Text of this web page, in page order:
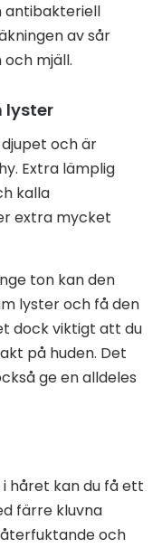
antibakteriell
av sår
mjäll.
lyster
och är
Extra lämplig
kalla
extra mycket
ton kan den
lyster och få den
dock viktigt att du
på huden. Det
ge en alldeles
håret kan du få ett
färre kluvna
och